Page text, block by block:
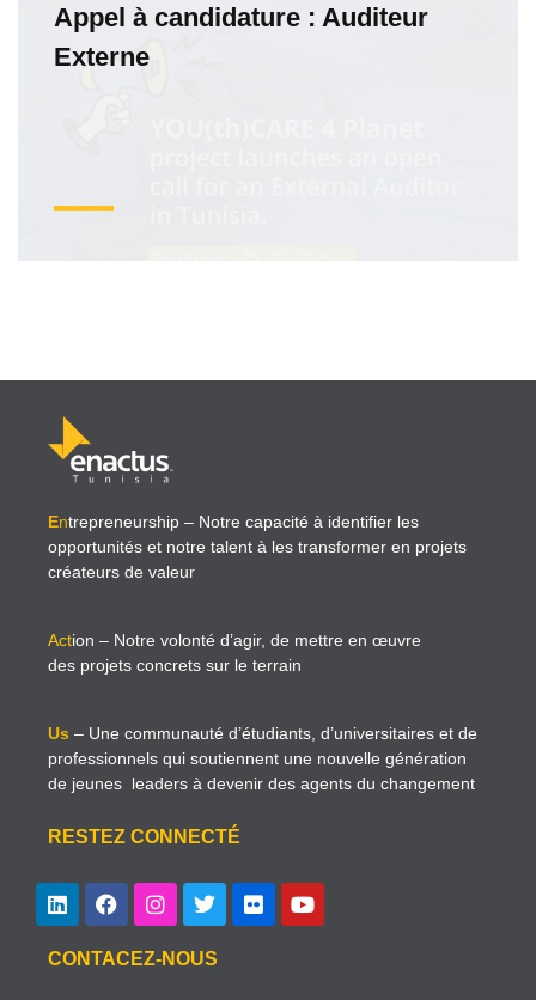
Appel à candidature : Auditeur
Externe
Entrepreneurship – Notre capacité à identifier les
opportunités et notre talent à les transformer en projets
créateurs de valeur
Action – Notre volonté d’agir, de mettre en œuvre
des projets concrets sur le terrain
Us – Une communauté d’étudiants, d’universitaires et de
professionnels qui soutiennent une nouvelle génération
de jeunes leaders à devenir des agents du changement
RESTEZ CONNECTÉ
CONTACEZ-NOUS